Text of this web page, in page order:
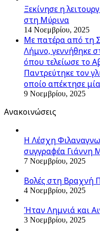
Ξεκίνησε η
στη Μύρινα
14 Νοεμβρίου, 2025
Με πατέρα από τη
Λήμνο, γεννήθηκε
όπου τελείωσε το
Παντρεύτηκε τον
οποίο απέκτησε
9 Νοεμβρίου, 2025
Ανακοινώσεις
Η Λέσχη
συγγραφέα Γιάννη
7 Νοεμβρίου, 2025
Βολές στη Βραχνή
4 Νοεμβρίου, 2025
Ήταν Λημνιά και
3 Νοεμβρίου, 2025